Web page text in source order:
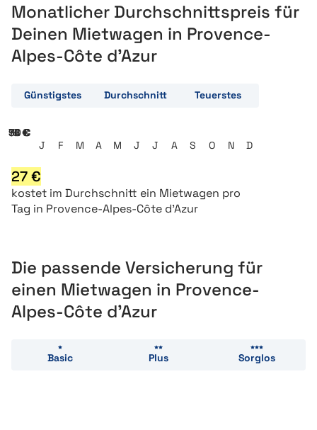
Monatlicher Durchschnittspreis für
Deinen Mietwagen in Provence-
Alpes-Côte d’Azur
Günstigstes Durchschnitt Teuerstes
18 €
36 €
54 €
72 €
90 €
J
F M A M J J A S O N D
27€
kostet im Durchschnitt ein Mietwagen pro
Tag in Provence-Alpes-Côte d’Azur
Die passende Versicherung für
einen Mietwagen in Provence-
Alpes-Côte d’Azur
Basic Plus Sorglos